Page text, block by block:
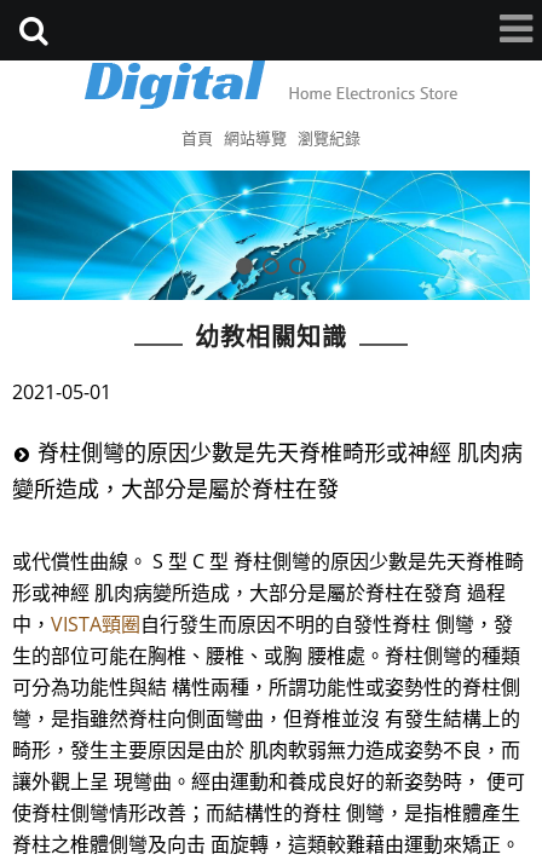
首頁 網站導覽 瀏覽紀錄
幼教相關知識
2021-05-01
脊柱側彎的原因少數是先天脊椎畸形或神經 肌肉病
變所造成，大部分是屬於脊柱在發
或代償性曲線。 S 型 C 型 脊柱側彎的原因少數是先天脊椎畸
形或神經 肌肉病變所造成，大部分是屬於脊柱在發育 過程
中， VISTA頸圈自行發生而原因不明的自發性脊柱 側彎，發
生的部位可能在胸椎、腰椎、或胸 腰椎處。脊柱側彎的種類
可分為功能性與結 構性兩種，所謂功能性或姿勢性的脊柱側
彎，是指雖然脊柱向側面彎曲，但脊椎並沒 有發生結構上的
畸形，發生主要原因是由於 肌肉軟弱無力造成姿勢不良，而
讓外觀上呈 現彎曲。經由運動和養成良好的新姿勢時， 便可
使脊柱側彎情形改善；而結構性的脊柱 側彎，是指椎體產生
脊柱之椎體側彎及向击 面旋轉，這類較難藉由運動來矯正。